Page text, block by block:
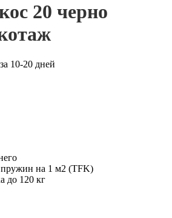
20 черно
10-20 дней
на 1 м2 (TFK)
до 120 кг